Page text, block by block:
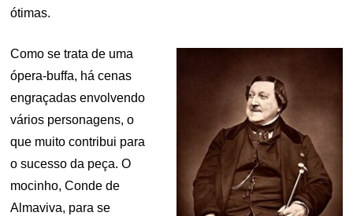
ótimas.
Como se trata de uma
ópera-buffa, há cenas
engraçadas envolvendo
vários personagens, o
que muito contribui para
o sucesso da peça. O
mocinho, Conde de
Almaviva, para se